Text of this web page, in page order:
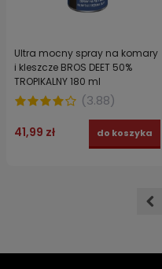
Ultra mocny spray na komary
i kleszcze BROS DEET 50%
TROPIKALNY 180 ml
(3.88)
41,99 zł do koszyka